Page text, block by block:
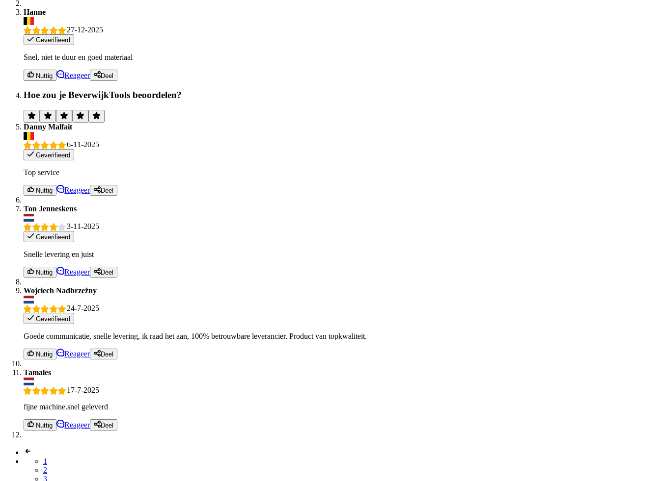
Hanne
27-12-2025
Geverifieerd
Snel, niet te duur en goed materiaal
Nuttig Reageer Deel
Hoe zou je BeverwijkTools beoordelen?
Danny Malfait
6-11-2025
Geverifieerd
Top service
Nuttig Reageer Deel
Ton Jenneskens
3-11-2025
Geverifieerd
Snelle levering en juist
Nuttig Reageer Deel
Wojciech Nadbrzeżny
24-7-2025
Geverifieerd
Goede communicatie, snelle levering, ik raad het aan, 100% betrouwbare leverancier. Product van topkwaliteit.
Nuttig Reageer Deel
Tamales
17-7-2025
fijne machine.snel geleverd
Nuttig Reageer Deel
1
2
3